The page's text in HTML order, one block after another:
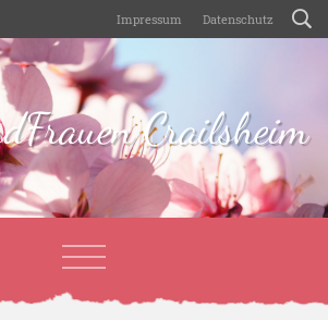
Impressum Datenschutz
Crailsheim